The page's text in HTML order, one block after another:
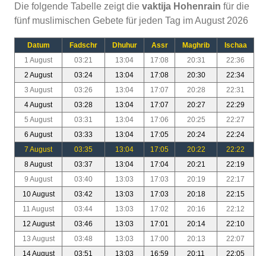
Die folgende Tabelle zeigt die vaktija Hohenrain für die
fünf muslimischen Gebete für jeden Tag im August 2026
Datum Fadschr Dhuhur Assr Maghrib
Ischaa
1 August
03:21 13:04 17:08 20:31
22:36
2 August
03:24 13:04 17:08 20:30
22:34
3 August
03:26 13:04 17:07 20:28
22:31
4 August
03:28 13:04 17:07 20:27
22:29
5 August
03:31 13:04 17:06 20:25
22:27
6 August
03:33 13:04 17:05 20:24
22:24
7 August
03:35 13:04 17:05 20:22
22:22
8 August
03:37 13:04 17:04 20:21
22:19
9 August
03:40 13:03 17:03 20:19
22:17
10 August
03:42 13:03 17:03 20:18
22:15
11 August
03:44 13:03 17:02 20:16
22:12
12 August
03:46 13:03 17:01 20:14
22:10
13 August
03:48 13:03 17:00 20:13
22:07
14 August
03:51 13:03 16:59 20:11 22:05